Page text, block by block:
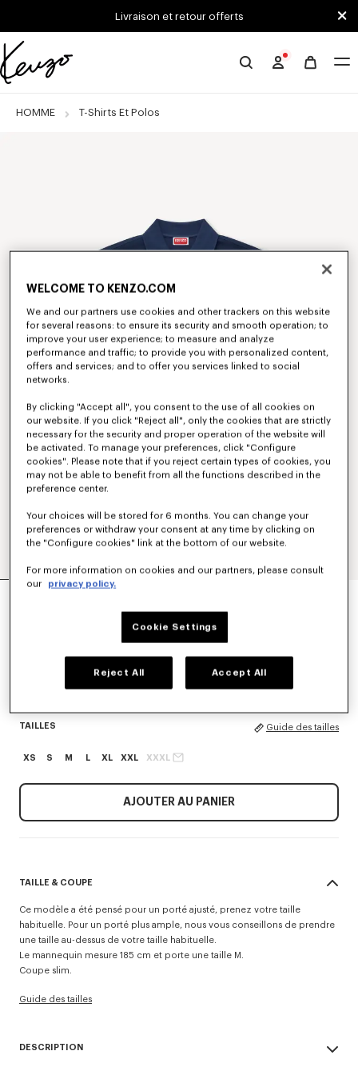
Skip to main content
Skip to footer contentLivraison et retour offerts
Site
KENZO
HOMME T-Shirts Et Polos
POLO SLIM BRODÉ 'KENZO TULIP' EN COTON
TAILLES Guide des tailles
XS S M L XL XXL XXXL
AJOUTER AU PANIER
TAILLE & COUPE
Ce modèle a été pensé pour un porté ajusté, prenez votre taille
habituelle. Pour un porté plus ample, nous vous conseillons de prendre
une taille au-dessus de votre taille habituelle.
Le mannequin mesure 185 cm et porte une taille M.
Coupe slim.
Guide des tailles
DESCRIPTION
WELCOME TO KENZO.COM
We and our partners use cookies and other trackers on this website
for several reasons: to ensure its security and smooth operation; to
improve your user experience; to measure and analyze
performance and traffic; to provide you with personalized content,
offers and services; and to offer you services linked to social
networks.
By clicking "Accept all", you consent to the use of all cookies on
our website. If you click "Reject all", only the cookies that are strictly
necessary for the security and proper operation of the website will
be activated. To manage your preferences, click "Configure
cookies". Please note that if you reject certain types of cookies, you
may not be able to benefit from all the functions described in the
preference center.
Your choices will be stored for 6 months. You can change your
preferences or withdraw your consent at any time by clicking on
the "Configure cookies" link at the bottom of our website.
For more information on cookies and our partners, please consult
our
privacy policy.
Cookie Settings
Reject All Accept All